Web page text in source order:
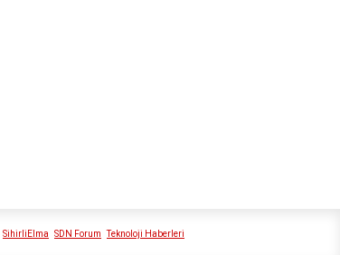
SihirliElma SDN Forum Teknoloji Haberleri